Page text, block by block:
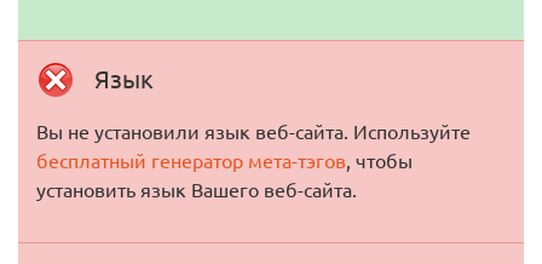
Язык
Вы не установили язык веб-сайта. Используйте
бесплатный генератор мета-тэгов, чтобы
установить язык Вашего веб-сайта.